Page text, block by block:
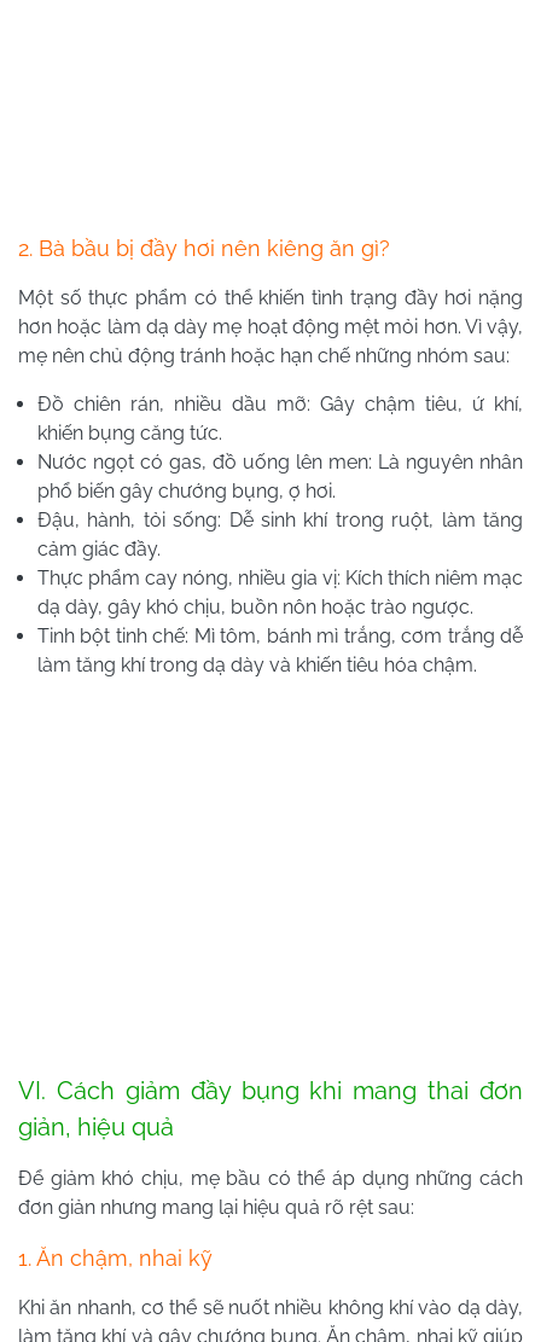
2. Bà bầu bị đầy hơi nên kiêng ăn gì?
Một số thực phẩm có thể khiến tình trạng đầy hơi nặng
hơn hoặc làm dạ dày mẹ hoạt động mệt mỏi hơn. Vì vậy,
mẹ nên chủ động tránh hoặc hạn chế những nhóm sau:
Đồ chiên rán, nhiều dầu mỡ: Gây chậm tiêu, ứ khí,
khiến bụng căng tức.
Nước ngọt có gas, đồ uống lên men: Là nguyên nhân
phổ biến gây chướng bụng, ợ hơi.
Đậu, hành, tỏi sống: Dễ sinh khí trong ruột, làm tăng
cảm giác đầy.
Thực phẩm cay nóng, nhiều gia vị: Kích thích niêm mạc
dạ dày, gây khó chịu, buồn nôn hoặc trào ngược.
Tinh bột tinh chế: Mì tôm, bánh mì trắng, cơm trắng dễ
làm tăng khí trong dạ dày và khiến tiêu hóa chậm.
VI. Cách giảm đầy bụng khi mang thai đơn
giản, hiệu quả
Để giảm khó chịu, mẹ bầu có thể áp dụng những cách
đơn giản nhưng mang lại hiệu quả rõ rệt sau:
1. Ăn chậm, nhai kỹ
Khi ăn nhanh, cơ thể sẽ nuốt nhiều không khí vào dạ dày,
làm tăng khí và gây chướng bụng. Ăn chậm, nhai kỹ giúp